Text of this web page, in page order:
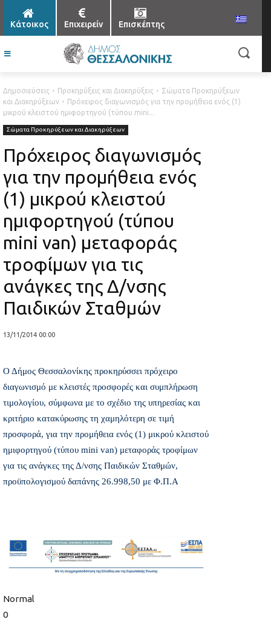
Κάτοικος Επιχειρείν Επισκέπτης
Δημοσιεύσεις Προκηρύξεις και Διακηρύξεις
Σώματα Προκηρύξεων
και Διακηρύξεων
Πρόχειρος διαγωνισμός για την προμήθεια ενός (1)
μικρού κλειστού ημιφορτηγού (τύπου mini...
Σώματα Προκηρύξεων και Διακηρύξεων
Πρόχειρος διαγωνισμός
για την προμήθεια ενός
(1) μικρού κλειστού
ημιφορτηγού (τύπου
mini van) μεταφοράς
τροφίμων για τις
ανάγκες της Δ/νσης
Παιδικών Σταθμών
13/11/2014 00:00
Ο Δήμος Θεσσαλονίκης προκηρύσσει πρόχειρο
διαγωνισμό με κλειστές προσφορές και συμπλήρωση
τιμολογίου, σύμφωνα με το σχέδιο της υπηρεσίας και
κριτήριο κατακύρωσης τη χαμηλότερη σε τιμή
προσφορά, για την προμήθεια ενός (1) μικρού κλειστού
ημιφορτηγού (τύπου mini van) μεταφοράς τροφίμων
για τις ανάγκες της Δ/νσης Παιδικών Σταθμών,
προϋπολογισμού δαπάνης 26.998,50 με Φ.Π.Α
Normal
0